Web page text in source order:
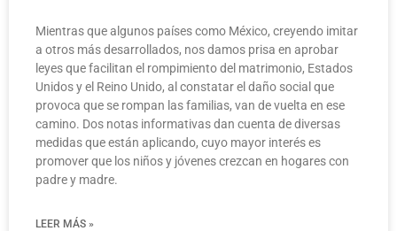
Mientras que algunos países como México, creyendo imitar
a otros más desarrollados, nos damos prisa en aprobar
leyes que facilitan el rompimiento del matrimonio, Estados
Unidos y el Reino Unido, al constatar el daño social que
provoca que se rompan las familias, van de vuelta en ese
camino. Dos notas informativas dan cuenta de diversas
medidas que están aplicando, cuyo mayor interés es
promover que los niños y jóvenes crezcan en hogares con
padre y madre.
LEER MÁS »